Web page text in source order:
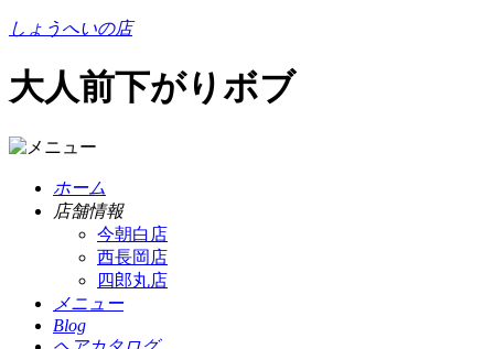
しょうへいの店
大人前下がりボブ
ホーム
店舗情報
今朝白店
西長岡店
四郎丸店
メニュー
Blog